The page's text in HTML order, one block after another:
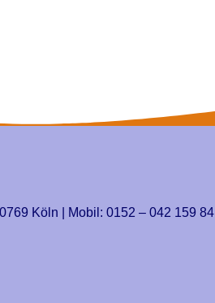
Köln | Mobil: 0152 – 042 159 84